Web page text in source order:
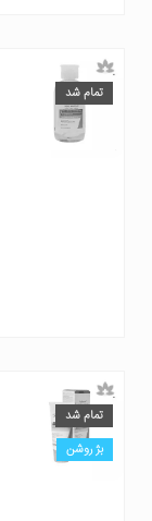
تمام شد
تمام شد
بژ روشن